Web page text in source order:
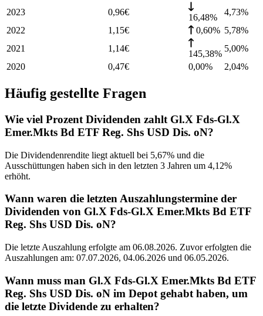
2023 0,96€
16,48%
4,73%
2022
1,15€ 0,60% 5,78%
2021
1,14€
145,38%
5,00%
2020
0,47€ 0,00% 2,04%
Häufig gestellte Fragen
Wie viel Prozent Dividenden zahlt Gl.X Fds-Gl.X
Emer.Mkts Bd ETF Reg. Shs USD Dis. oN?
Die Dividendenrendite liegt aktuell bei 5,67% und die
Ausschüttungen haben sich in den letzten 3 Jahren um 4,12%
erhöht.
Wann waren die letzten Auszahlungstermine der
Dividenden von Gl.X Fds-Gl.X Emer.Mkts Bd ETF
Reg. Shs USD Dis. oN?
Die letzte Auszahlung erfolgte am 06.08.2026. Zuvor erfolgten die
Auszahlungen am: 07.07.2026, 04.06.2026 und 06.05.2026.
Wann muss man Gl.X Fds-Gl.X Emer.Mkts Bd ETF
Reg. Shs USD Dis. oN im Depot gehabt haben, um
die letzte Dividende zu erhalten?